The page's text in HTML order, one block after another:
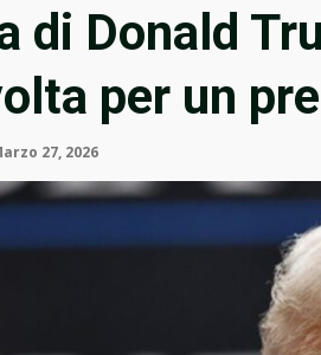
di Donald
per un
27, 2026